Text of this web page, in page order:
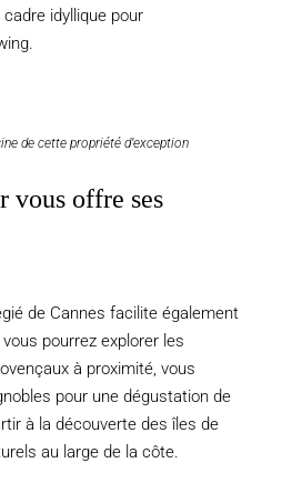
idyllique pour
de cette propriété d’exception
vous offre ses
de Cannes facilite également
pourrez explorer les
à proximité, vous
pour une dégustation de
à la découverte des îles de
au large de la côte.